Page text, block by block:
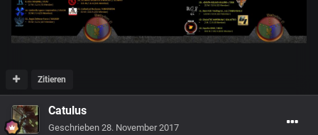
Zitieren
Catulus
Geschrieben 28. November 2017